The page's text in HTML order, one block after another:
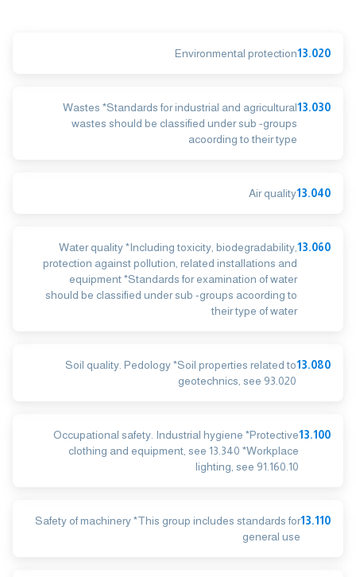
13.020
Environmental protection
13.030
Wastes *Standards for industrial and agricultural
wastes should be classified under sub -groups
acoording to their type
13.040
Air quality
13.060
Water quality *Including toxicity, biodegradability,
protection against pollution, related installations and
equipment *Standards for examination of water
should be classified under sub -groups acoording to
their type of water
13.080
Soil quality. Pedology *Soil properties related to
geotechnics, see 93.020
13.100
Occupational safety. Industrial hygiene *Protective
clothing and equipment, see 13.340 *Workplace
lighting, see 91.160.10
13.110
Safety of machinery *This group includes standards for
general use